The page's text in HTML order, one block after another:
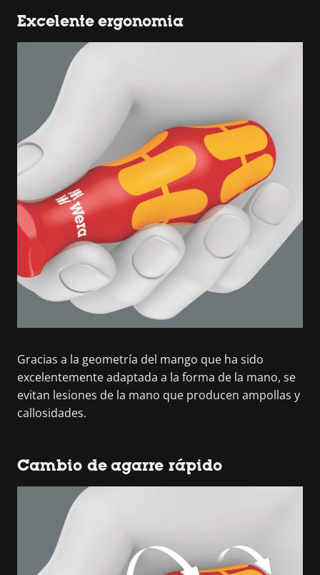
Excelente ergonomia
Gracias a la geometría del mango que ha sido
excelentemente adaptada a la forma de la mano, se
evitan lesiones de la mano que producen ampollas y
callosidades.
Cambio de agarre rápido